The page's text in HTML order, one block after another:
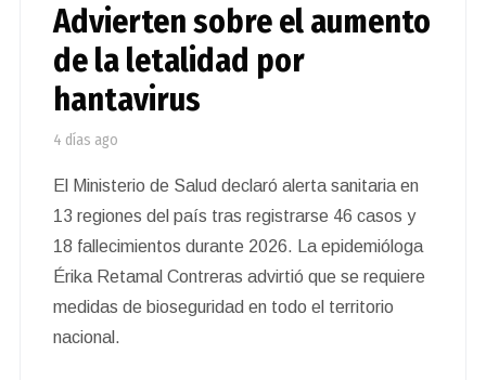
Advierten sobre el aumento
de la letalidad por
hantavirus
4 días ago
El Ministerio de Salud declaró alerta sanitaria en
13 regiones del país tras registrarse 46 casos y
18 fallecimientos durante 2026. La epidemióloga
Érika Retamal Contreras advirtió que se requiere
medidas de bioseguridad en todo el territorio
nacional.